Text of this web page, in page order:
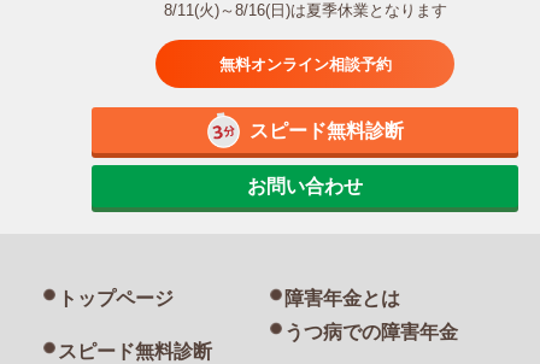
8/11(火)～8/16(日)は夏季休業となります
無料オンライン相談予約
スピード無料診断
お問い合わせ
トップページ
スピード無料診断
障害年金とは
うつ病での障害年金